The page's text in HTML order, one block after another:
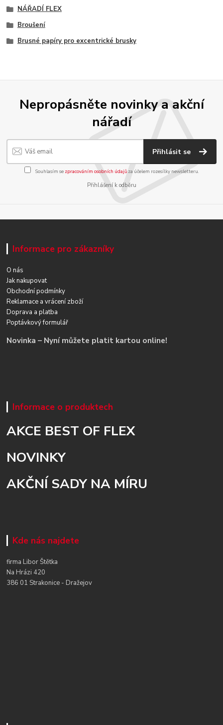
NÁŘADÍ FLEX
Broušení
Brusné papíry pro excentrické brusky
Nepropásněte novinky a akční
nářadí
Přihlásit se
Souhlasím se zpracováním osobních údajůza účelem rozesílky newsletteru.
Přihlášení k odběru
Informace pro zákazníky
O nás
Jak nakupovat
Obchodní podmínky
Reklamace a vrácení zboží
Doprava a platba
Poptávkový formulář
Novinka – Nyní můžete platit kartou online!
Informace o produktech
AKCE BEST OF FLEX
NOVINKY
AKČNÍ SADY NA MÍRU
Kde nás najdete
firma Libor Štětka
Na Hrázi 420
386 01 Strakonice - Dražejov